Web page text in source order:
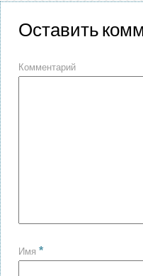
Оставить
Комментарий
Имя *